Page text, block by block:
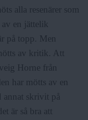
alla resenärer som
en jättelik
på topp. Men
av kritik. Att
Horne från
har mötts av en
annat skrivit på
är så bra att